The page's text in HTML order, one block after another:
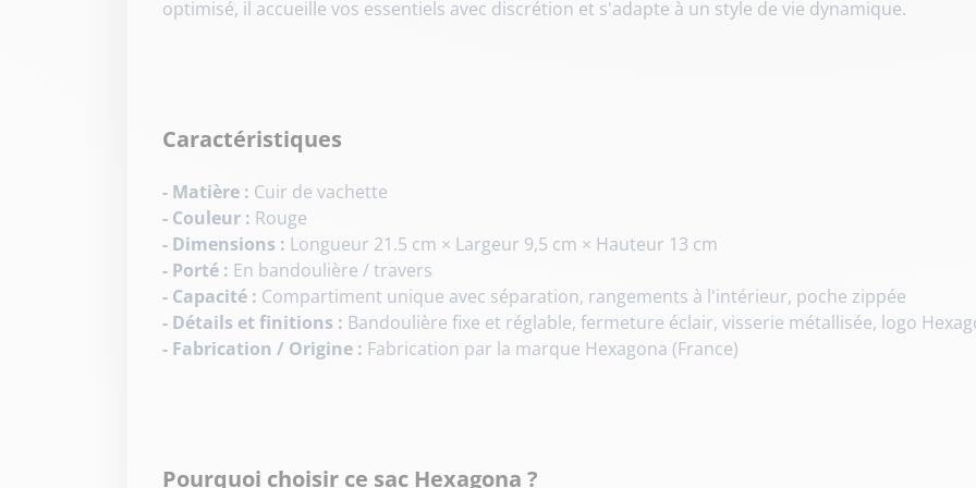
optimisé, il accueille vos essentiels avec discrétion et s'adapte à un style de vie dynamique.
Caractéristiques
- Matière : Cuir de vachette
- Couleur : Rouge
- Dimensions : Longueur 21.5 cm × Largeur 9,5 cm × Hauteur 13 cm
- Porté : En bandoulière / travers
- Capacité : Compartiment unique avec séparation, rangements à l'intérieur, poche zippée
- Détails et finitions : Bandoulière fixe et réglable, fermeture éclair, visserie métallisée, logo
- Fabrication / Origine : Fabrication par la marque Hexagona (France)
Pourquoi choisir ce sac Hexagona ?